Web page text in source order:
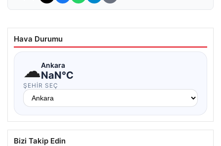
Hava Durumu
☁Ankara
NaN°C
ŞEHIR SEÇ
Bizi Takip Edin